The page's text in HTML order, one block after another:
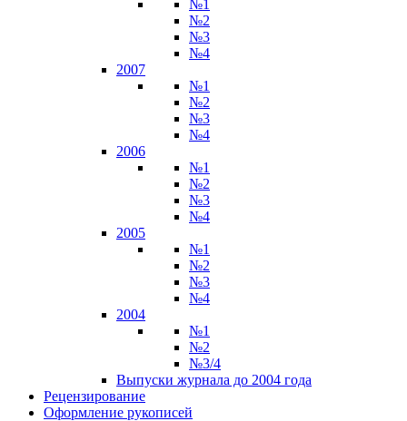
№1
№2
№3
№4
2007
№1
№2
№3
№4
2006
№1
№2
№3
№4
2005
№1
№2
№3
№4
2004
№1
№2
№3/4
Выпуски журнала до 2004 года
Рецензирование
Оформление рукописей